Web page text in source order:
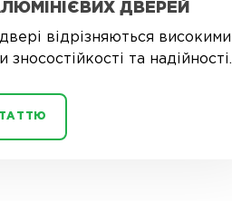
ДВЕРЕЙ
відрізняються високими
зносостійкості та надійності.